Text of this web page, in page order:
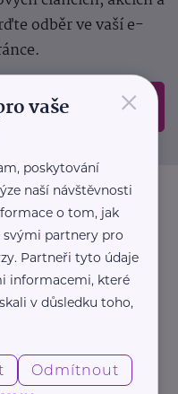
odběr ve vaší e-
Odeslat
×
vaše
poskytování
naší návštěvnosti
o tom, jak
svými partnery pro
Partneři tyto údaje
informacemi, které
v důsledku toho,
Odmítnout